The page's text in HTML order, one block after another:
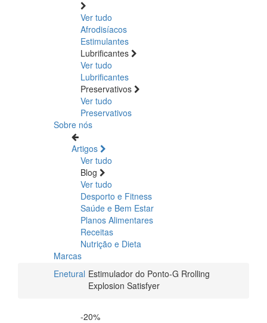
Ver tudo
Afrodisíacos
Estimulantes
Lubrificantes
Ver tudo
Lubrificantes
Preservativos
Ver tudo
Preservativos
Sobre nós
Artigos
Ver tudo
Blog
Ver tudo
Desporto e Fitness
Saúde e Bem Estar
Planos Alimentares
Receitas
Nutrição e Dieta
Marcas
Enetural Estimulador do Ponto-G Rrolling
Explosion Satisfyer
-20%